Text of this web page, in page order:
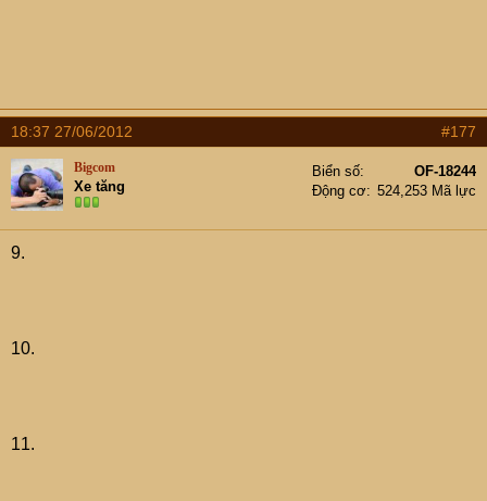
18:37 27/06/2012 #177
Bigcom
Xe tăng
Biển số
OF-18244
Động cơ
524,253 Mã lực
9.
10.
11.